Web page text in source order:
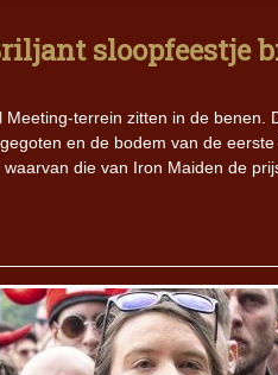
sloopfeestje
terrein zitten in de benen.
en de bodem van de
die van Iron Maiden de